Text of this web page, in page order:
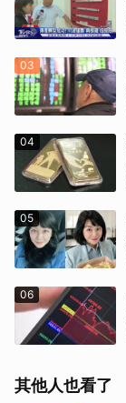
03
04
05
06
其他人也看了